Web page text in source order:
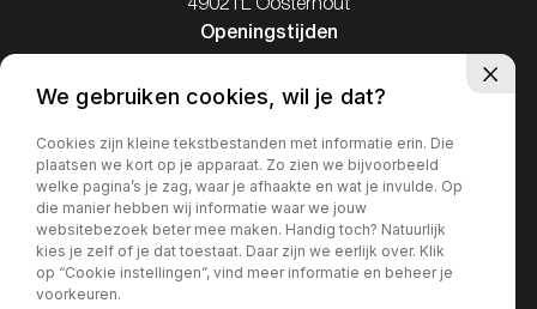
4902TL Oosterhout
Openingstijden
Di / Vr: 08.00-17.30
Za: 09.00-16.00
Zo: Gesloten
We gebruiken cookies, wil je dat?
Cookies zijn kleine tekstbestanden met informatie erin. Die
plaatsen we kort op je apparaat. Zo zien we bijvoorbeeld
welke pagina’s je zag, waar je afhaakte en wat je invulde. Op
die manier hebben wij informatie waar we jouw
websitebezoek beter mee maken. Handig toch? Natuurlijk
kies je zelf of je dat toestaat. Daar zijn we eerlijk over. Klik
op “Cookie instellingen”, vind meer informatie en beheer je
voorkeuren.